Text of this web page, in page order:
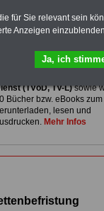
bei einer Laufzeit von
bleiben Sie in den
Fragen zum
auf dem Laufenden:
im Portal PDF-
(TVöD, TV-L)sowie
Bücher bzw. eBooks zum
lesen und
Mehr Infos
für Sie relevant sein
Anzeigen
Ja, ich